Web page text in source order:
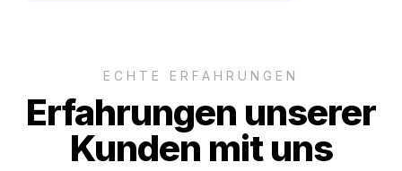
ECHTE ERFAHRUNGEN
Erfahrungen unserer
Kunden mit uns